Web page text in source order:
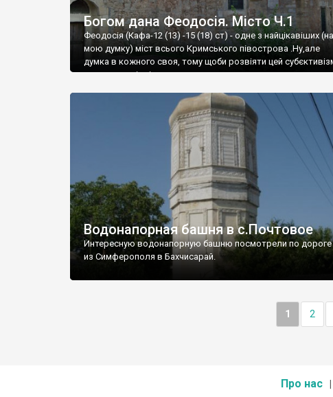
Богом дана Феодосія. Місто Ч.1
Феодосія (Кафа-12 (13) -15 (18) ст) - одне з найцікавіших (на
мою думку) міст всього Кримського півострова .Ну,але
думка в кожного своя, тому щоби розвіяти цей
запрошую відвідати це
Водонапорная башня в с.Почтовое
Интересную водонапорную башню посмотрели по дороге
из Симферополя в Бахчисарай.
1 2
Про нас